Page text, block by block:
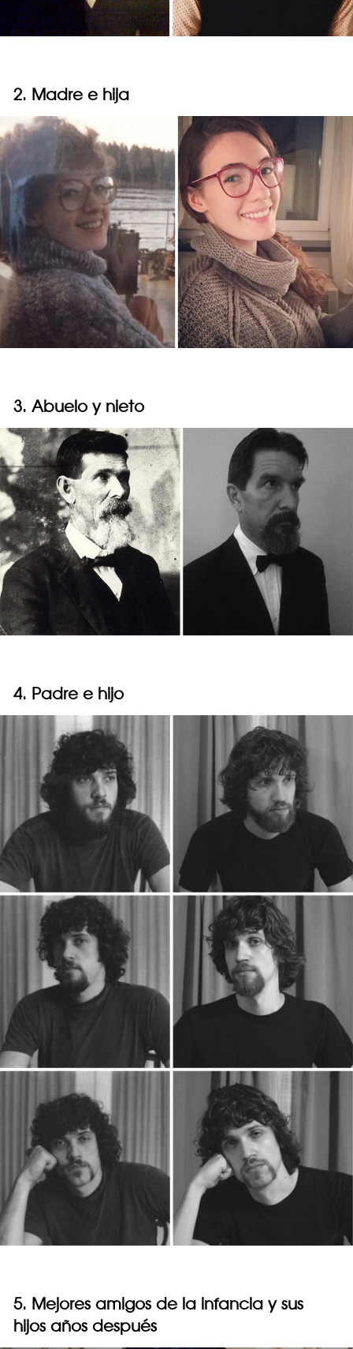
2. Madre e hija
3. Abuelo y nieto
4. Padre e hijo
5. Mejores amigos de la infancia y sus
hijos años después